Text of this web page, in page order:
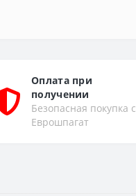
Оплата при
получении
Безопасная покупка с
Еврошпагат